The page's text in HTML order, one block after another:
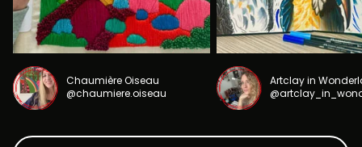
Chaumière Oiseau
@chaumiere.oiseau
Artclay in